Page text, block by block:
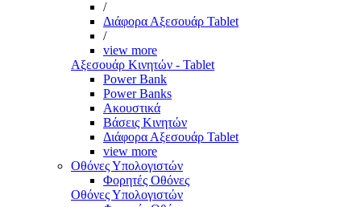
/
Διάφορα Αξεσουάρ Tablet
/
view more
Αξεσουάρ Κινητών - Tablet
Power Bank
Power Banks
Ακουστικά
Βάσεις Κινητών
Διάφορα Αξεσουάρ Tablet
view more
Οθόνες Υπολογιστών
Φορητές Οθόνες
Οθόνες Υπολογιστών